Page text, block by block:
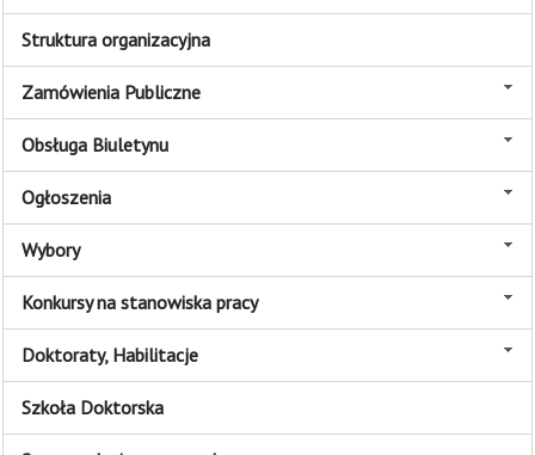
Struktura organizacyjna
Zamówienia Publiczne
Obsługa Biuletynu
Ogłoszenia
Wybory
Konkursy na stanowiska pracy
Doktoraty, Habilitacje
Szkoła Doktorska